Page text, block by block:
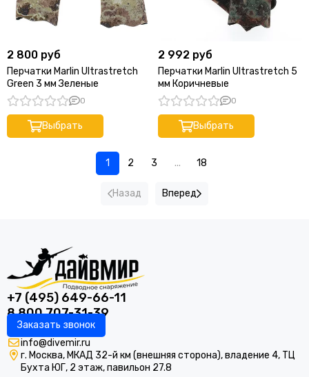
2 800 руб
Перчатки Marlin Ultrastretch
Green 3 мм Зеленые
0
Выбрать
2 992 руб
Перчатки Marlin Ultrastretch 5
мм Коричневые
0
Выбрать
Назад
1 2 3 ... 18
Вперед
+7 (495) 649-66-11
8 800 707-31-39
Заказать звонок
info@divemir.ru
г. Москва, МКАД 32-й км (внешняя сторона), владение 4, ТЦ
Бухта ЮГ, 2 этаж, павильон 27.8